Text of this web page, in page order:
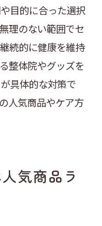
目的に合った選択
理のない範囲でセ
続的に健康を維持
整体院やグッズを
具体的な対策で
人気商品やケア方
気商品ラ